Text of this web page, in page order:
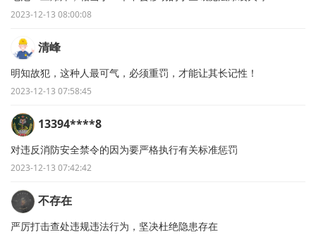
2023-12-13 08:00:08
清峰
明知故犯，这种人最可气，必须重罚，才能让其长记性！
2023-12-13 07:58:45
13394****8
对违反消防安全禁令的因为要严格执行有关标准惩罚
2023-12-13 07:42:42
不存在
严厉打击查处违规违法行为，坚决杜绝隐患存在